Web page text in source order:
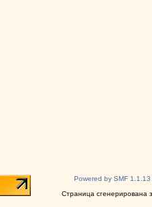
Powered by SMF 1.1.13
Страница сгенерирована